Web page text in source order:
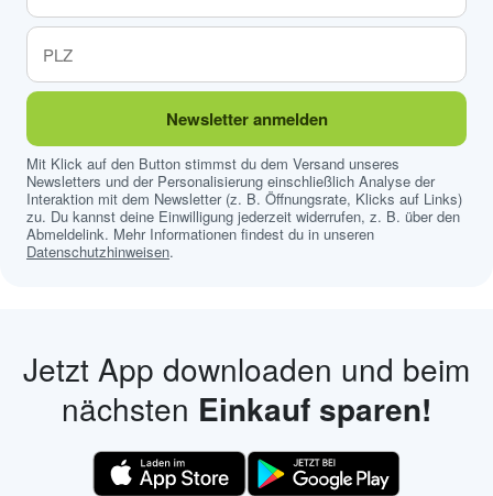
Newsletter anmelden
Mit Klick auf den Button stimmst du dem Versand unseres
Newsletters und der Personalisierung einschließlich Analyse der
Interaktion mit dem Newsletter (z. B. Öffnungsrate, Klicks auf Links)
zu. Du kannst deine Einwilligung jederzeit widerrufen, z. B. über den
Abmeldelink. Mehr Informationen findest du in unseren
Datenschutzhinweisen.
Jetzt App downloaden und beim
nächsten Einkauf sparen!